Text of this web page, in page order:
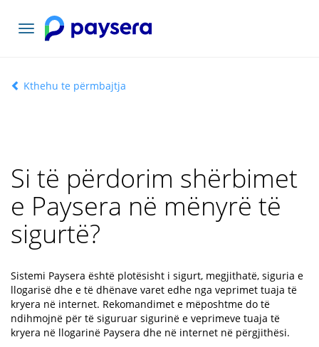
Lundrimi
toggle
Kthehu te përmbajtja
Si të përdorim shërbimet
e Paysera në mënyrë të
sigurtë?
Sistemi Paysera është plotësisht i sigurt, megjithatë, siguria e
llogarisë dhe e të dhënave varet edhe nga veprimet tuaja të
kryera në internet. Rekomandimet e mëposhtme do të
ndihmojnë për të siguruar sigurinë e veprimeve tuaja të
kryera në llogarinë Paysera dhe në internet në përgjithësi.